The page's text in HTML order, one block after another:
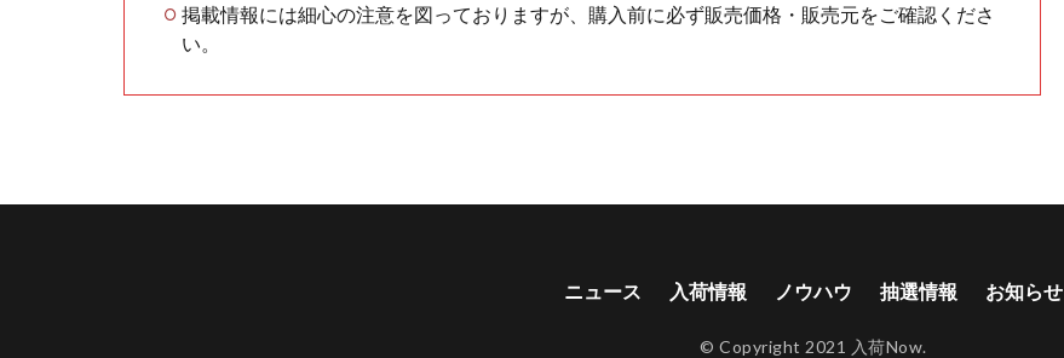
掲載情報には細心の注意を図っておりますが、購入前に必ず販売価格・販売元をご確認くださ
い。
ニュース 入荷情報 ノウハウ 抽選情報 お知らせ
© Copyright 2021 入荷Now.